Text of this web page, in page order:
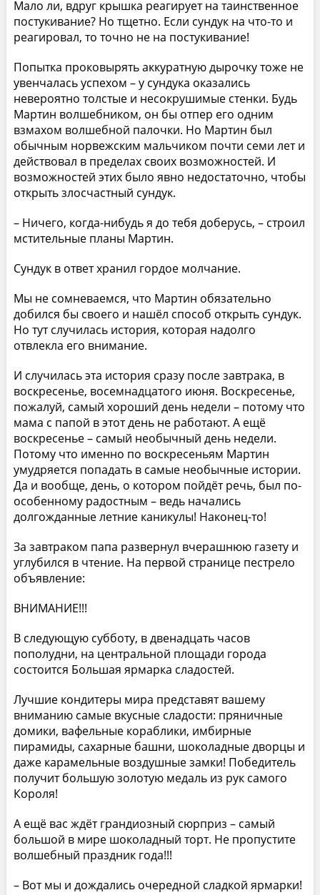
Мало ли, вдруг крышка реагирует на таинственное
постукивание? Но тщетно. Если сундук на что-то и
реагировал, то точно не на постукивание!
Попытка проковырять аккуратную дырочку тоже не
увенчалась успехом – у сундука оказались
невероятно толстые и несокрушимые стенки. Будь
Мартин волшебником, он бы отпер его одним
взмахом волшебной палочки. Но Мартин был
обычным норвежским мальчиком почти семи лет и
действовал в пределах своих возможностей. И
возможностей этих было явно недостаточно, чтобы
открыть злосчастный сундук.
– Ничего, когда-нибудь я до тебя доберусь, – строил
мстительные планы Мартин.
Сундук в ответ хранил гордое молчание.
Мы не сомневаемся, что Мартин обязательно
добился бы своего и нашёл способ открыть сундук.
Но тут случилась история, которая надолго
отвлекла его внимание.
И случилась эта история сразу после завтрака, в
воскресенье, восемнадцатого июня. Воскресенье,
пожалуй, самый хороший день недели – потому что
мама с папой в этот день не работают. А ещё
воскресенье – самый необычный день недели.
Потому что именно по воскресеньям Мартин
умудряется попадать в самые необычные истории.
Да и вообще, день, о котором пойдёт речь, был по-
особенному радостным – ведь начались
долгожданные летние каникулы! Наконец-то!
За завтраком папа развернул вчерашнюю газету и
углубился в чтение. На первой странице пестрело
объявление:
ВНИМАНИЕ!!!
В следующую субботу, в двенадцать часов
пополудни, на центральной площади города
состоится Большая ярмарка сладостей.
Лучшие кондитеры мира представят вашему
вниманию самые вкусные сладости: пряничные
домики, вафельные кораблики, имбирные
пирамиды, сахарные башни, шоколадные дворцы и
даже карамельные воздушные замки! Победитель
получит большую золотую медаль из рук самого
Короля!
А ещё вас ждёт грандиозный сюрприз – самый
большой в мире шоколадный торт. Не пропустите
волшебный праздник года!!!
– Вот мы и дождались очередной сладкой ярмарки!